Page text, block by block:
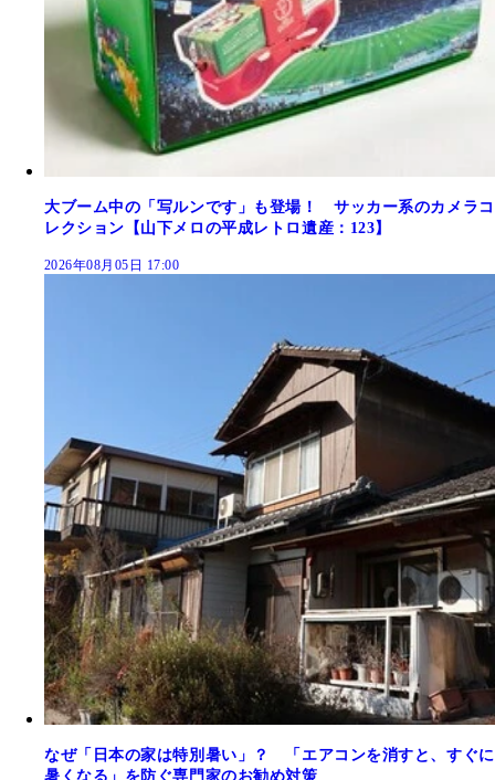
大ブーム中の「写ルンです」も登場！ サッカー系のカメラコ
レクション【山下メロの平成レトロ遺産：123】
2026年08月05日 17:00
なぜ「日本の家は特別暑い」？ 「エアコンを消すと、すぐに
暑くなる」を防ぐ専門家のお勧め対策